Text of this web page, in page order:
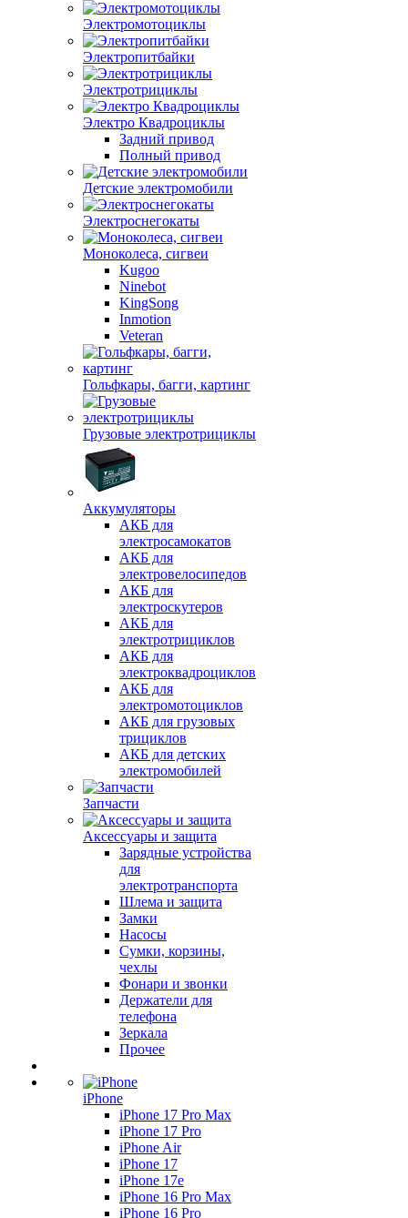
Электромотоциклы
Электропитбайки
Электротрициклы
Электро Квадроциклы
Задний привод
Полный привод
Детские электромобили
Электроснегокаты
Моноколеса, сигвеи
Kugoo
Ninebot
KingSong
Inmotion
Veteran
Гольфкары, багги, картинг
Грузовые электротрициклы
Аккумуляторы
АКБ для
электросамокатов
АКБ для
электровелосипедов
АКБ для
электроскутеров
АКБ для
электротрициклов
АКБ для
электроквадроциклов
АКБ для
электромотоциклов
АКБ для грузовых
трициклов
АКБ для детских
электромобилей
Запчасти
Аксессуары и защита
Зарядные устройства
для
электротранспорта
Шлема и защита
Замки
Насосы
Сумки, корзины,
чехлы
Фонари и звонки
Держатели для
телефона
Зеркала
Прочее
iPhone
iPhone 17 Pro Max
iPhone 17 Pro
iPhone Air
iPhone 17
iPhone 17e
iPhone 16 Pro Max
iPhone 16 Pro